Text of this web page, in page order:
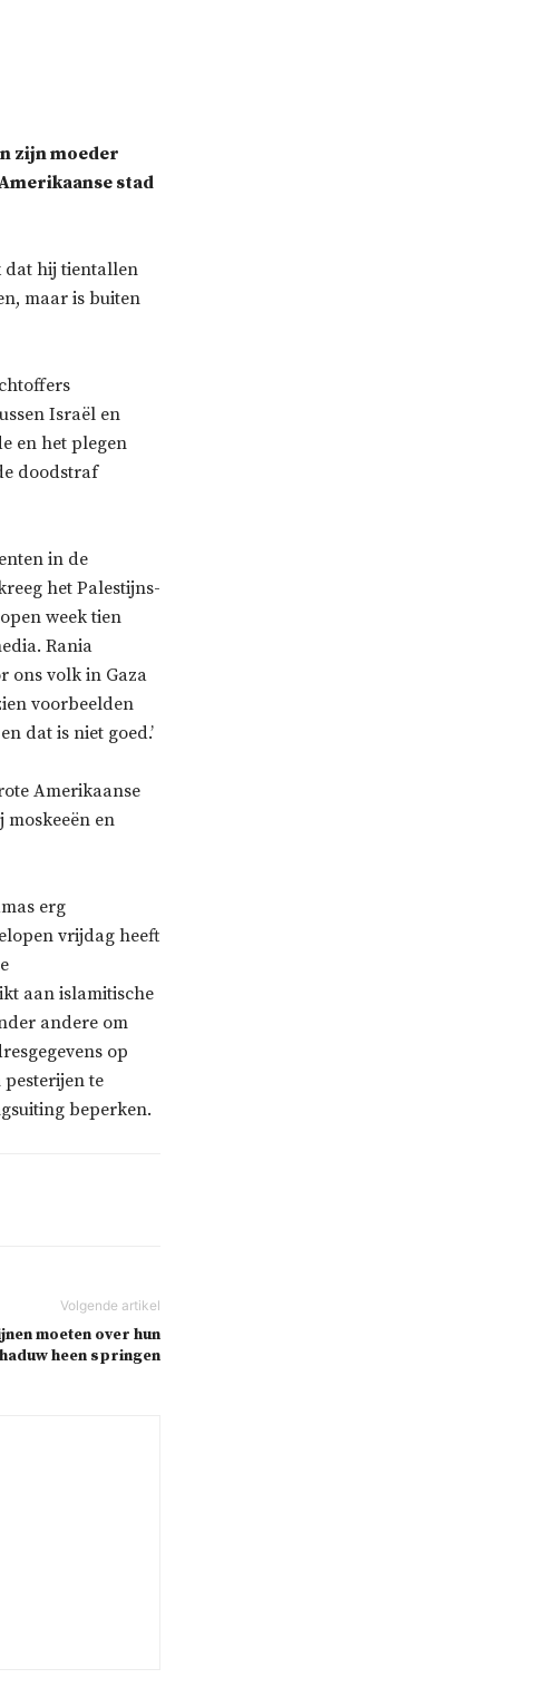
zijn moeder
stad
dat hij tientallen
maar is buiten
Israël en
en het plegen
doodstraf
in de
het Palestijns-
week tien
Rania
ons volk in Gaza
voorbeelden
dat is niet goed.’
Amerikaanse
moskeeën en
erg
vrijdag heeft
aan islamitische
andere om
op
te
beperken.
moeten over hun
heen springen